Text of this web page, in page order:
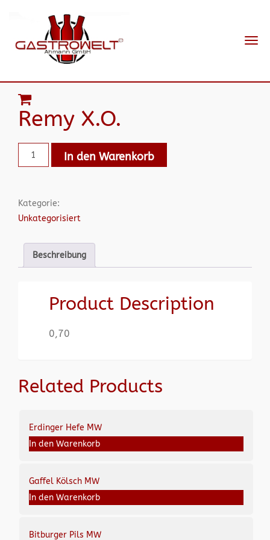
Remy X.O.
In den Warenkorb
Kategorie:
Unkategorisiert
Beschreibung
Product Description
0,70
Related Products
Erdinger Hefe MW
In den Warenkorb
Gaffel Kölsch MW
In den Warenkorb
Bitburger Pils MW